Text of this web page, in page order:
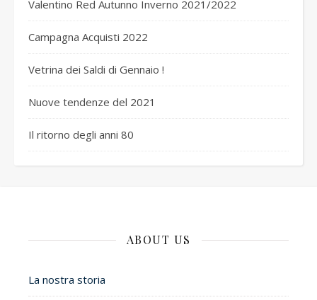
Valentino Red Autunno Inverno 2021/2022
Campagna Acquisti 2022
Vetrina dei Saldi di Gennaio !
Nuove tendenze del 2021
Il ritorno degli anni 80
ABOUT US
La nostra storia